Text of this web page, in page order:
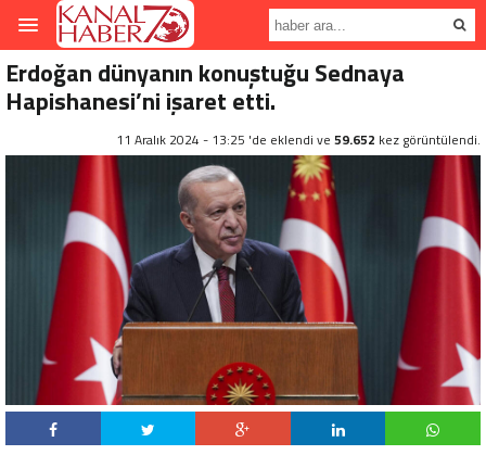
Erdoğan dünyanın konuştuğu Sednaya
Hapishanesi’ni işaret etti.
11 Aralık 2024 - 13:25 'de eklendi ve 59.652 kez görüntülendi.